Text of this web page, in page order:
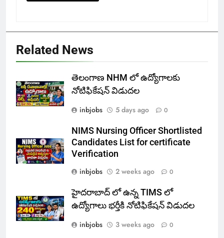
Related News
తెలంగాణ NHM లో ఉద్యోగాలకు
నోటిఫికేషన్ విడుదల
inbjobs
5 days ago 0
NIMS Nursing Officer Shortlisted
Candidates List for certificate
Verification
inbjobs
2 weeks ago 0
హైదరాబాద్ లో ఉన్న TIMS లో
ఉద్యోగాలు భర్తీకి నోటిఫికేషన్ విడుదల
inbjobs
3 weeks ago 0